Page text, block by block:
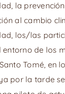
la
al cambio
los/las
entorno de los
Tomé, en
por la tarde